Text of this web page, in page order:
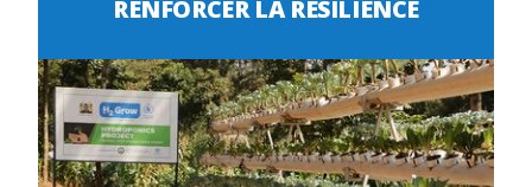
RENFORCER LA RÉSILIENCE